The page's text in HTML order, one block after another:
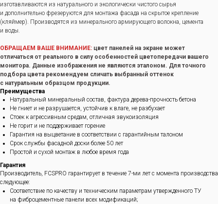
изготавливаются из натурального и экологически чистого сырья
и дополнительно фрезеруются для монтажа фасада на скрытое крепление
(кляймер). Производятся из минерального армирующего волокна, цемента
и воды.
ОБРАЩАЕМ ВАШЕ ВНИМАНИЕ: цвет панелей на экране может
отличаться от реального в силу особенностей цветопередачи вашего
монитора. Данные изображения не являются эталоном. Для точного
подбора цвета рекомендуем сличать выбранный оттенок
с натуральным образцом продукции.
Преимущества
Натуральный минеральный состав, фактура дерева-прочность бетона
Не гниет и не разрушается, устойчив к влаге, не разбухает
Стоек к агрессивным средам, отличная звукоизоляция
Не горит и не поддерживает горение
Гарантия на выцветание в соответствии с гарантийным талоном
Срок службы фасадной доски более 50 лет
Простой и сухой монтаж в любое время года
Гарантия
Производитель, FCSPRO гарантирует в течение 7-ми лет с момента производства
следующее:
Соответствие по качеству и техническим параметрам утвержденного ТУ
на фиброцементные панели всех модификаций;